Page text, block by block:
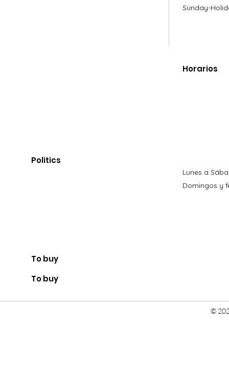
Politics
To buy
To buy
Sunday-
Horarios
Lunes a
Domingos y
©